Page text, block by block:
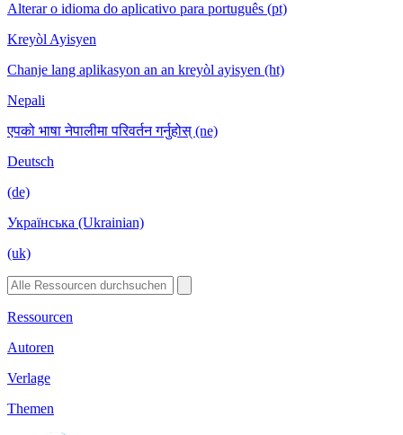
Alterar o idioma do aplicativo para português (pt)
Kreyòl Ayisyen
Chanje lang aplikasyon an an kreyòl ayisyen (ht)
Nepali
एपको भाषा नेपालीमा परिवर्तन गर्नुहोस् (ne)
Deutsch
(de)
Українська (Ukrainian)
(uk)
Ressourcen
Autoren
Verlage
Themen